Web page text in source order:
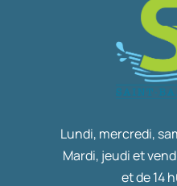
Lundi, mercredi,
Mardi, jeudi et
et de 14